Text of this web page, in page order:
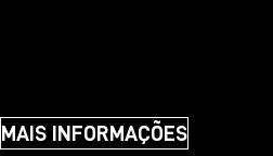
MAIS INFORMAÇÕES